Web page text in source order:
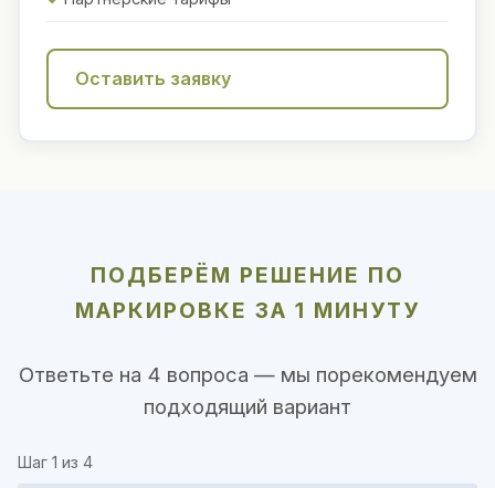
Оставить заявку
ПОДБЕРЁМ РЕШЕНИЕ ПО
МАРКИРОВКЕ ЗА 1 МИНУТУ
Ответьте на 4 вопроса — мы порекомендуем
подходящий вариант
Шаг 1 из 4